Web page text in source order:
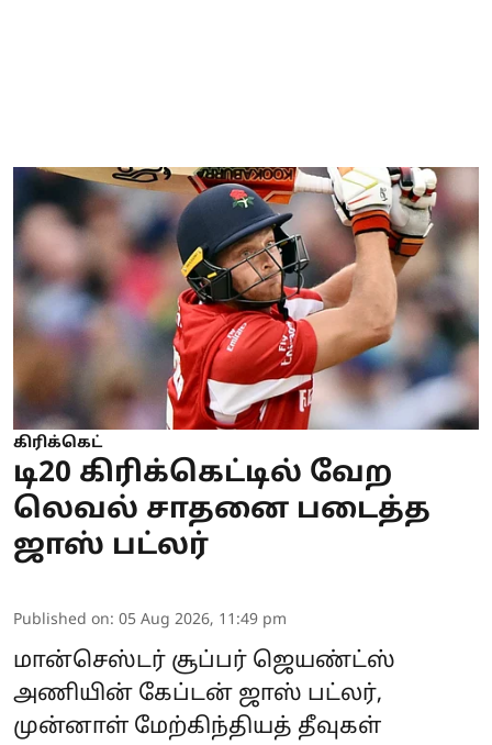
கிரிக்கெட்
டி20 கிரிக்கெட்டில் வேற
லெவல் சாதனை படைத்த
ஜாஸ் பட்லர்
Published on: 05 Aug 2026, 11:49 pm
மான்செஸ்டர் சூப்பர் ஜெயண்ட்ஸ்
அணியின் கேப்டன் ஜாஸ் பட்லர்,
முன்னாள் மேற்கிந்தியத் தீவுகள்